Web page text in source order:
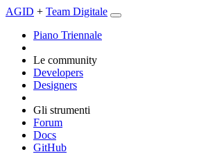
AGID + Team Digitale
Piano Triennale
Le community
Developers
Designers
Gli strumenti
Forum
Docs
GitHub